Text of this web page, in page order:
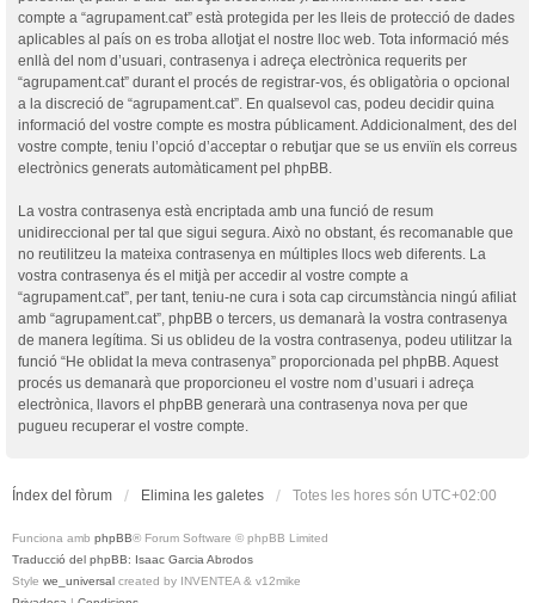
compte a “agrupament.cat” està protegida per les lleis de protecció de dades
aplicables al país on es troba allotjat el nostre lloc web. Tota informació més
enllà del nom d’usuari, contrasenya i adreça electrònica requerits per
“agrupament.cat” durant el procés de registrar-vos, és obligatòria o opcional
a la discreció de “agrupament.cat”. En qualsevol cas, podeu decidir quina
informació del vostre compte es mostra públicament. Addicionalment, des del
vostre compte, teniu l’opció d’acceptar o rebutjar que se us enviïn els correus
electrònics generats automàticament pel phpBB.
La vostra contrasenya està encriptada amb una funció de resum
unidireccional per tal que sigui segura. Això no obstant, és recomanable que
no reutilitzeu la mateixa contrasenya en múltiples llocs web diferents. La
vostra contrasenya és el mitjà per accedir al vostre compte a
“agrupament.cat”, per tant, teniu-ne cura i sota cap circumstància ningú afiliat
amb “agrupament.cat”, phpBB o tercers, us demanarà la vostra contrasenya
de manera legítima. Si us oblideu de la vostra contrasenya, podeu utilitzar la
funció “He oblidat la meva contrasenya” proporcionada pel phpBB. Aquest
procés us demanarà que proporcioneu el vostre nom d’usuari i adreça
electrònica, llavors el phpBB generarà una contrasenya nova per que
pugueu recuperar el vostre compte.
Índex del fòrum Elimina les galetes Totes les hores són UTC+02:00
Funciona amb phpBB® Forum Software © phpBB Limited
Traducció del phpBB: Isaac Garcia Abrodos
Style we_universal created by INVENTEA & v12mike